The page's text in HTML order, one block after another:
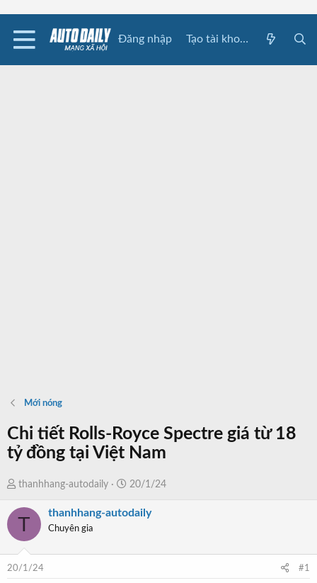
Đăng nhập Tạo tài khoản
Mới nóng
Chi tiết Rolls-Royce Spectre giá từ 18
tỷ đồng tại Việt Nam
T
r
d
thanhhang-autodaily
N
à
20/1/24
T thanhhang-autodaily
Chuyên gia
20/1/24 #1